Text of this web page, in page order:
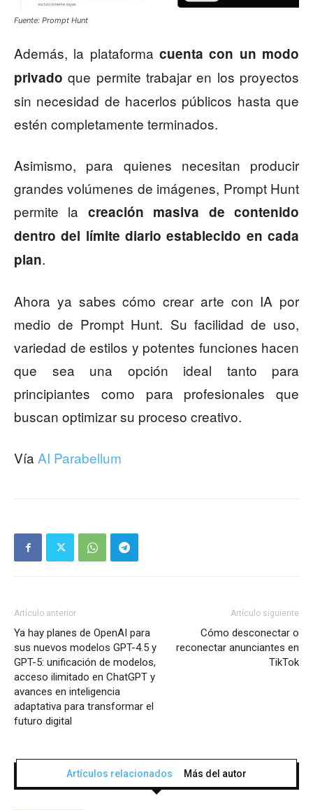
Fuente: Prompt Hunt
Además, la plataforma cuenta con un modo
privado que permite trabajar en los proyectos
sin necesidad de hacerlos públicos hasta que
estén completamente terminados.
Asimismo, para quienes necesitan producir
grandes volúmenes de imágenes, Prompt Hunt
permite la creación masiva de contenido
dentro del límite diario establecido en cada
plan.
Ahora ya sabes cómo crear arte con IA por
medio de Prompt Hunt. Su facilidad de uso,
variedad de estilos y potentes funciones hacen
que sea una opción ideal tanto para
principiantes como para profesionales que
buscan optimizar su proceso creativo.
Vía AI Parabellum
Artículo anterior
Ya hay planes de OpenAI para
sus nuevos modelos GPT-4.5 y
GPT-5: unificación de modelos,
acceso ilimitado en ChatGPT y
avances en inteligencia
adaptativa para transformar el
futuro digital
Artículo siguiente
Cómo desconectar o
reconectar anunciantes en
TikTok
Artículos relacionados Más del autor